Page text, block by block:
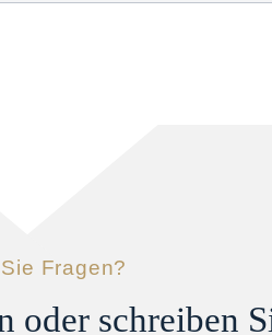
Fragen?
oder schreiben